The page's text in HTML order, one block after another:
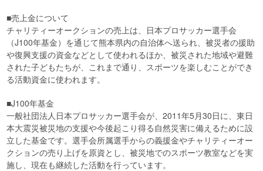
■売上金について
チャリティーオークションの売上は、日本プロサッカー選手会
（J100年基金）を通じて熊本県内の自治体へ送られ、被災者の援助
や復興支援の資金などとして使われるほか、被災された地域や避難
された子どもたちが、これまで通り、スポーツを楽しむことができ
る活動資金に使われます。
■J100年基金
一般社団法人日本プロサッカー選手会が、2011年5月30日に、東日
本大震災被災地の支援や今後起こり得る自然災害に備えるために設
立した基金です。選手会所属選手からの義援金やチャリティーオー
クションの売り上げを原資とし、被災地でのスポーツ教室などを実
施し、現在も継続した活動を行っています。